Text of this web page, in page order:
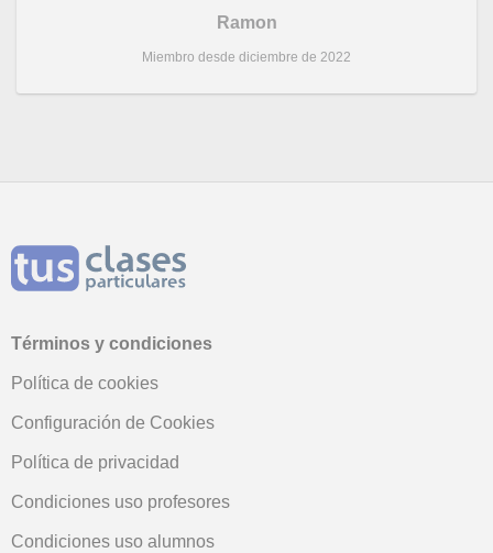
Ramon
Miembro desde diciembre de 2022
Términos y condiciones
Política de cookies
Configuración de Cookies
Política de privacidad
Condiciones uso profesores
Condiciones uso alumnos